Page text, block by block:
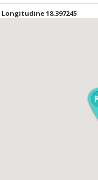
18.397245